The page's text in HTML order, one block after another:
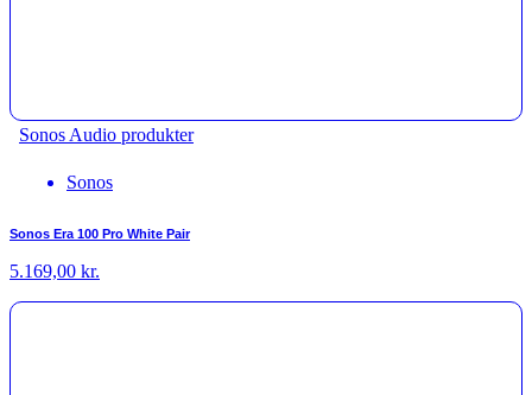
Sonos Audio produkter
Sonos
Sonos Era 100 Pro White Pair
5.169,00 kr.